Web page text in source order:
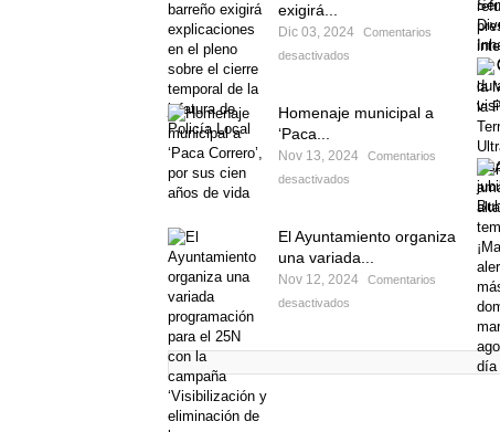
exigirá...
Dic 03, 2024
Comentarios
desactivados
Homenaje municipal a
‘Paca...
Nov 13, 2024
Comentarios
desactivados
El Ayuntamiento organiza
una variada...
Nov 12, 2024
Comentarios
desactivados